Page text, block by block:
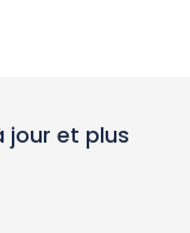
jour et plus